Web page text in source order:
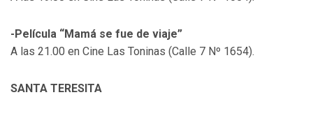
-Película “Mamá se fue de viaje”
A las 21.00 en Cine Las Toninas (Calle 7 Nº 1654).
SANTA TERESITA